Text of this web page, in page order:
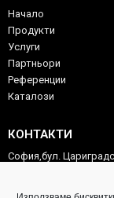
Начало
Продукти
Услуги
Партньори
Референции
Каталози
КОНТАКТИ
София,бул.